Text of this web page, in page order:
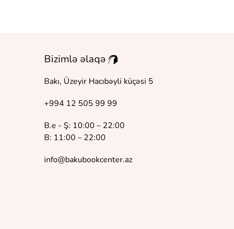
Bizimlə əlaqə
Bakı, Üzeyir Hacıbəyli küçəsi 5
+994 12 505 99 99
B.e - Ş: 10:00 – 22:00
B: 11:00 – 22:00
info@bakubookcenter.az